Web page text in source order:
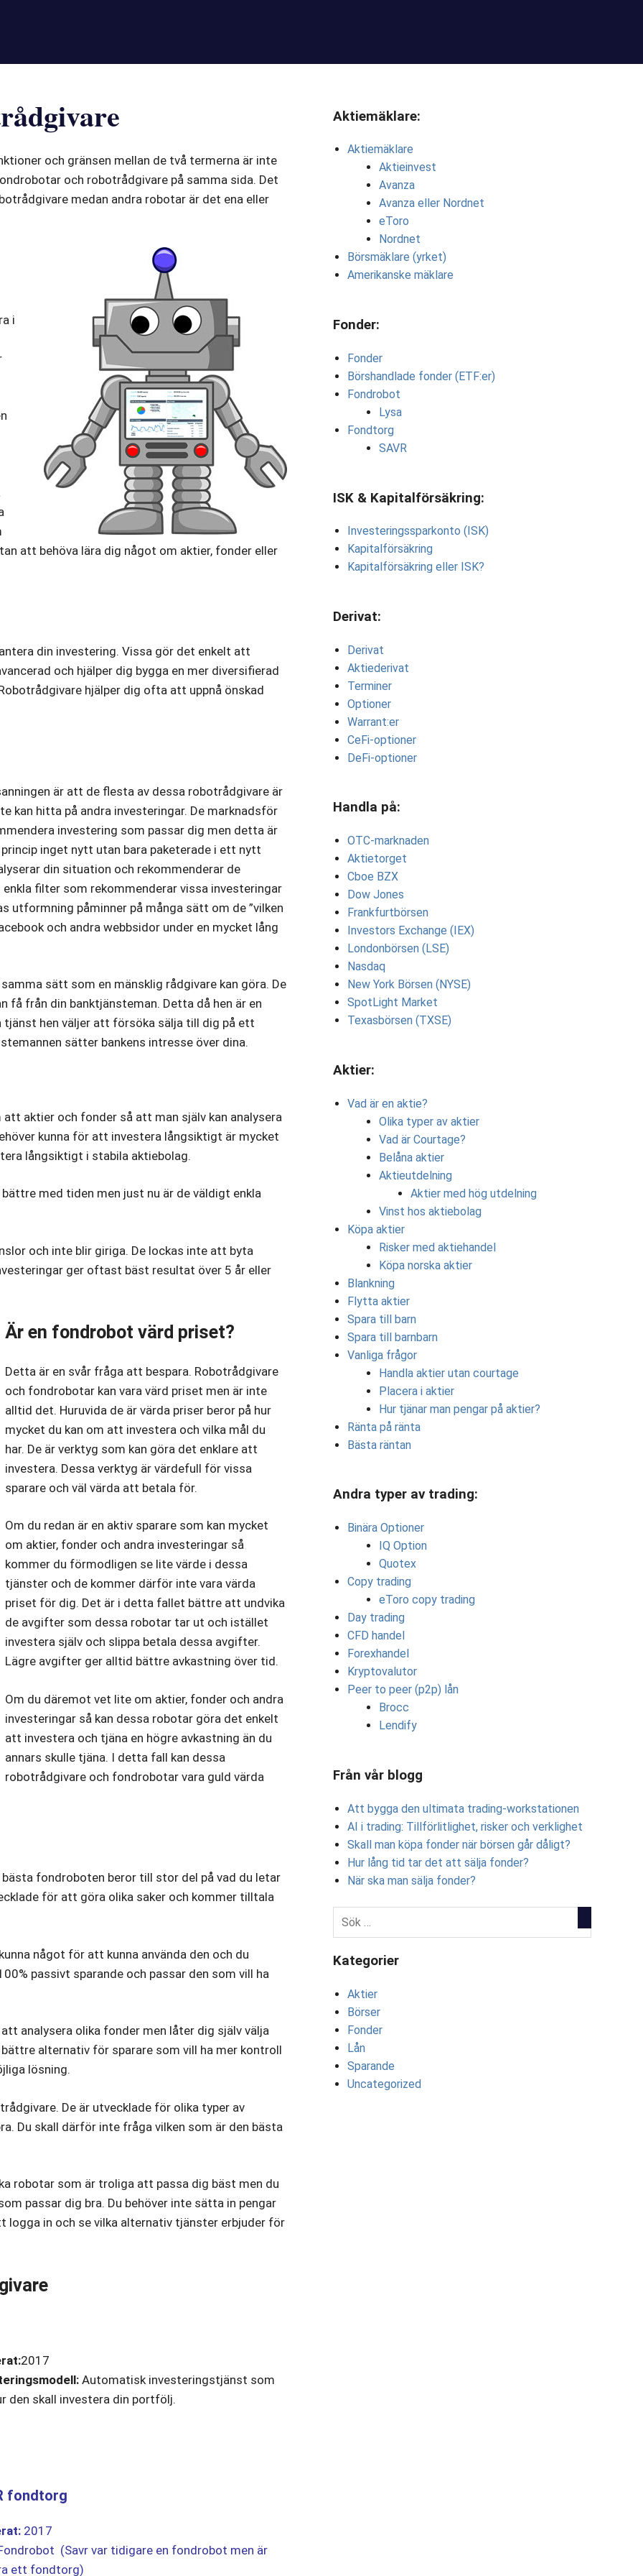
och gränsen mellan de två termerna är inte
och robotrådgivare på samma sida. Det
medan andra robotar är det ena eller
i
att behöva lära dig något om aktier, fonder eller
din investering. Vissa gör det enkelt att
och hjälper dig bygga en mer diversifierad
hjälper dig ofta att uppnå önskad
är att de flesta av dessa robotrådgivare är
kan hitta på andra investeringar. De marknadsför
investering som passar dig men detta är
inget nytt utan bara paketerade i ett nytt
din situation och rekommenderar de
filter som rekommenderar vissa investeringar
utformning påminner på många sätt om de ”vilken
och andra webbsidor under en mycket lång
sätt som en mänsklig rådgivare kan göra. De
få från din banktjänsteman. Detta då hen är en
tjänst hen väljer att försöka sälja till dig på ett
sätter bankens intresse över dina.
aktier och fonder så att man själv kan analysera
kunna för att investera långsiktigt är mycket
långsiktigt i stabila aktiebolag.
med tiden men just nu är de väldigt enkla
och inte blir giriga. De lockas inte att byta
ger oftast bäst resultat över 5 år eller
Är en fondrobot värd priset?
Detta är en svår fråga att bespara. Robotrådgivare
och fondrobotar kan vara värd priset men är inte
alltid det. Huruvida de är värda priser beror på hur
mycket du kan om att investera och vilka mål du
har. De är verktyg som kan göra det enklare att
investera. Dessa verktyg är värdefull för vissa
sparare och väl värda att betala för.
Om du redan är en aktiv sparare som kan mycket
om aktier, fonder och andra investeringar så
kommer du förmodligen se lite värde i dessa
tjänster och de kommer därför inte vara värda
priset för dig. Det är i detta fallet bättre att undvika
de avgifter som dessa robotar tar ut och istället
investera själv och slippa betala dessa avgifter.
Lägre avgifter ger alltid bättre avkastning över tid.
Om du däremot vet lite om aktier, fonder och andra
investeringar så kan dessa robotar göra det enkelt
att investera och tjäna en högre avkastning än du
annars skulle tjäna. I detta fall kan dessa
robotrådgivare och fondrobotar vara guld värda
fondroboten beror till stor del på vad du letar
för att göra olika saker och kommer tilltala
något för att kunna använda den och du
passivt sparande och passar den som vill ha
analysera olika fonder men låter dig själv välja
alternativ för sparare som vill ha mer kontroll
lösning.
De är utvecklade för olika typer av
Du skall därför inte fråga vilken som är den bästa
robotar som är troliga att passa dig bäst men du
passar dig bra. Du behöver inte sätta in pengar
in och se vilka alternativ tjänster erbjuder för
2017
Automatisk investeringstjänst som
den skall investera din portfölj.
fondtorg
2017
(Savr var tidigare en fondrobot men är
ett fondtorg)
Aktiemäklare:
Aktiemäklare
Aktieinvest
Avanza
Avanza eller Nordnet
eToro
Nordnet
Börsmäklare (yrket)
Amerikanske mäklare
Fonder:
Fonder
Börshandlade fonder (ETF:er)
Fondrobot
Lysa
Fondtorg
SAVR
ISK & Kapitalförsäkring:
Investeringssparkonto (ISK)
Kapitalförsäkring
Kapitalförsäkring eller ISK?
Derivat:
Derivat
Aktiederivat
Terminer
Optioner
Warrant:er
CeFi-optioner
DeFi-optioner
Handla på:
OTC-marknaden
Aktietorget
Cboe BZX
Dow Jones
Frankfurtbörsen
Investors Exchange (IEX)
Londonbörsen (LSE)
Nasdaq
New York Börsen (NYSE)
SpotLight Market
Texasbörsen (TXSE)
Aktier:
Vad är en aktie?
Olika typer av aktier
Vad är Courtage?
Belåna aktier
Aktieutdelning
Aktier med hög utdelning
Vinst hos aktiebolag
Köpa aktier
Risker med aktiehandel
Köpa norska aktier
Blankning
Flytta aktier
Spara till barn
Spara till barnbarn
Vanliga frågor
Handla aktier utan courtage
Placera i aktier
Hur tjänar man pengar på aktier?
Ränta på ränta
Bästa räntan
Andra typer av trading:
Binära Optioner
IQ Option
Quotex
Copy trading
eToro copy trading
Day trading
CFD handel
Forexhandel
Kryptovalutor
Peer to peer (p2p) lån
Brocc
Lendify
Från vår blogg
Att bygga den ultimata trading-workstationen
AI i trading: Tillförlitlighet, risker och verklighet
Skall man köpa fonder när börsen går dåligt?
Hur lång tid tar det att sälja fonder?
När ska man sälja fonder?
Kategorier
Aktier
Börser
Fonder
Lån
Sparande
Uncategorized